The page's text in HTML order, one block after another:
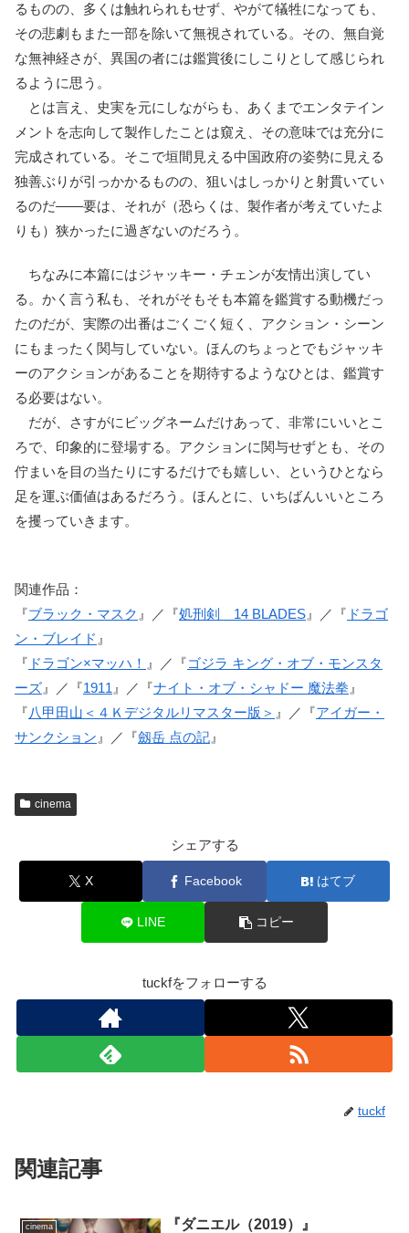
るものの、多くは触れられもせず、やがて犠牲になっても、
その悲劇もまた一部を除いて無視されている。その、無自覚
な無神経さが、異国の者には鑑賞後にしこりとして感じられ
るように思う。
とは言え、史実を元にしながらも、あくまでエンタテイン
メントを志向して製作したことは窺え、その意味では充分に
完成されている。そこで垣間見える中国政府の姿勢に見える
独善ぶりが引っかかるものの、狙いはしっかりと射貫いてい
るのだ――要は、それが（恐らくは、製作者が考えていたよ
りも）狭かったに過ぎないのだろう。
ちなみに本篇にはジャッキー・チェンが友情出演してい
る。かく言う私も、それがそもそも本篇を鑑賞する動機だっ
たのだが、実際の出番はごくごく短く、アクション・シーン
にもまったく関与していない。ほんのちょっとでもジャッキ
ーのアクションがあることを期待するようなひとは、鑑賞す
る必要はない。
だが、さすがにビッグネームだけあって、非常にいいとこ
ろで、印象的に登場する。アクションに関与せずとも、その
佇まいを目の当たりにするだけでも嬉しい、というひとなら
足を運ぶ価値はあるだろう。ほんとに、いちばんいいところ
を攫っていきます。
関連作品：
『ブラック・マスク 』／『処刑剣 14 BLADES 』／『 ドラゴ
ン・ブレイド 』
『 ドラゴン×マッハ！ 』／『ゴジラ キング・オブ・モンスタ
ーズ 』／『1911 』／『ナイト・オブ・シャドー 魔法拳 』
『八甲田山＜４Ｋデジタルリマスター版＞ 』／『アイガー・
サンクション 』／『劔岳 点の記 』
cinema
シェアする
X Facebook はてブ
LINE コピー
tuckfをフォローする
tuckf
関連記事
cinema 『ダニエル（2019）』